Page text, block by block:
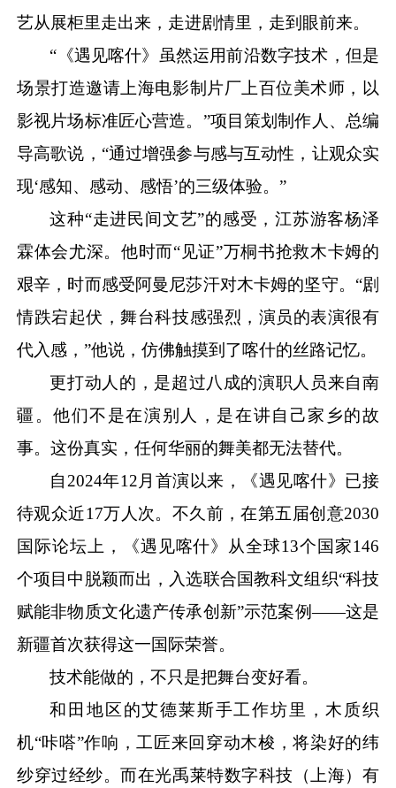
艺从展柜里走出来，走进剧情里，走到眼前来。
“《遇见喀什》虽然运用前沿数字技术，但是
场景打造邀请上海电影制片厂上百位美术师，以
影视片场标准匠心营造。”项目策划制作人、总编
导高歌说，“通过增强参与感与互动性，让观众实
现‘感知、感动、感悟’的三级体验。”
这种“走进民间文艺”的感受，江苏游客杨泽
霖体会尤深。他时而“见证”万桐书抢救木卡姆的
艰辛，时而感受阿曼尼莎汗对木卡姆的坚守。“剧
情跌宕起伏，舞台科技感强烈，演员的表演很有
代入感，”他说，仿佛触摸到了喀什的丝路记忆。
更打动人的，是超过八成的演职人员来自南
疆。他们不是在演别人，是在讲自己家乡的故
事。这份真实，任何华丽的舞美都无法替代。
自 2024年12月首演以来，《遇见喀什》已接
待观众近17万人次。不久前，在第五届创意2030
国际论坛上，《遇见喀什》从全球13个国家146
个项目中脱颖而出，入选联合国教科文组织“科技
赋能非物质文化遗产传承创新”示范案例——这是
新疆首次获得这一国际荣誉。
技术能做的，不只是把舞台变好看。
和田地区的艾德莱斯手工作坊里，木质织
机“咔嗒”作响，工匠来回穿动木梭，将染好的纬
纱穿过经纱。而在光禹莱特数字科技（上海）有